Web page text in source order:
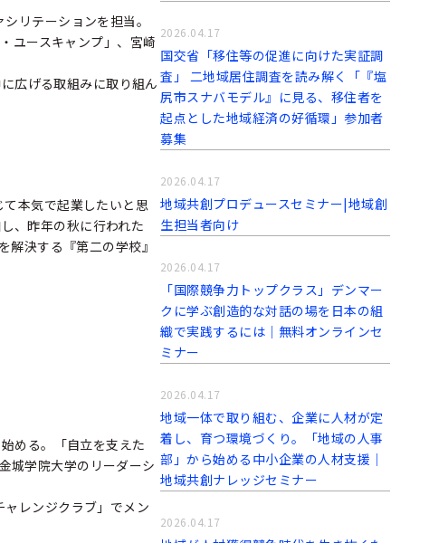
リテーションを担当。
ユースキャンプ」、宮崎
広げる取組みに取り組ん
本気で起業したいと思
、昨年の秋に行われた
決する『第二の学校』
める。「自立を支えた
城学院大学のリーダーシ
レンジクラブ」でメン
国交省「移住等の促進に向けた実証調
査」 二地域居住調査を読み解く「『塩
尻市スナバモデル』に見る、移住者を
起点とした地域経済の好循環」参加者
募集
2026.04.17
地域共創プロデュースセミナー|地域創
生担当者向け
2026.04.17
「国際競争力トップクラス」デンマー
クに学ぶ創造的な対話の場を日本の組
織で実践するには｜無料オンラインセ
ミナー
2026.04.17
地域一体で取り組む、企業に人材が定
着し、育つ環境づくり。「地域の人事
部」から始める中小企業の人材支援｜
地域共創ナレッジセミナー
2026.04.17
2026.04.17